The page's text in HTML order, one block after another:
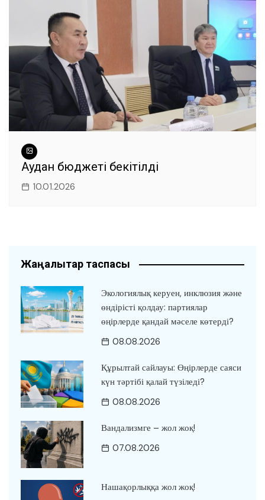
Аудан бюджеті бекітілді
10.01.2026
Жаңалықтар таспасы
Экологиялық керуен, инклюзия және
өндірісті қолдау: партиялар
өңірлерде қандай мәселе көтерді?
08.08.2026
Құрылтай сайлауы: Өңірлерде саяси
күн тәртібі қалай түзіледі?
08.08.2026
Вандализмге – жол жоқ!
07.08.2026
Нашақорлыққа жол жоқ!